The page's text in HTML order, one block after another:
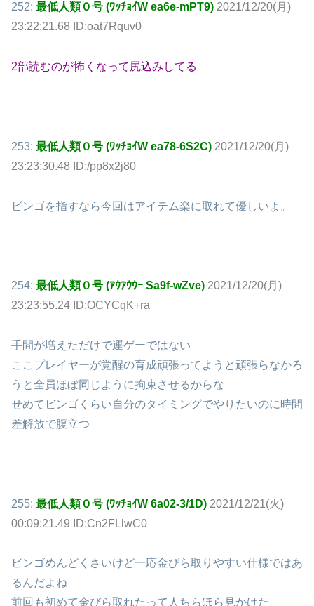
252: 最低人類０号 (ﾜｯﾁｮｲW ea6e-mPT9) 2021/12/20(月)
23:22:21.68 ID:oat7Rquv0
2部読むのが怖くなって尻込みしてる
253: 最低人類０号 (ﾜｯﾁｮｲW ea78-6S2C) 2021/12/20(月)
23:23:30.48 ID:/pp8x2j80
ビンゴを指すなら今回はアイテム楽に取れて優しいよ。
254: 最低人類０号 (ｱｳｱｳｳｰ Sa9f-wZve) 2021/12/20(月)
23:23:55.24 ID:OCYCqK+ra
手間が増えただけで運ゲーではない
ここプレイヤーが覚醒の育成頑張ってようと頑張らなかろ
うと全員ほぼ同じように拘束させるからな
せめてビンゴくらい自分のタイミングでやりたいのに時間
差解放で腹立つ
255: 最低人類０号 (ﾜｯﾁｮｲW 6a02-3/1D) 2021/12/21(火)
00:09:21.49 ID:Cn2FLlwC0
ビンゴめんどくさいけど一応金びら取りやすい仕様ではあ
るんだよね
前回も初めて金びら取れたって人ちらほら見かけた